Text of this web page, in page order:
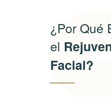
¿Por Qué
el
Facial?